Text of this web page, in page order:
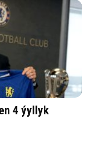
4 ýyllyk